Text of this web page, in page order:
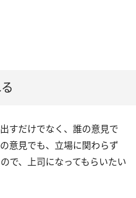
すだけでなく、誰の意見で
意見でも、立場に関わらず
で、上司になってもらいたい